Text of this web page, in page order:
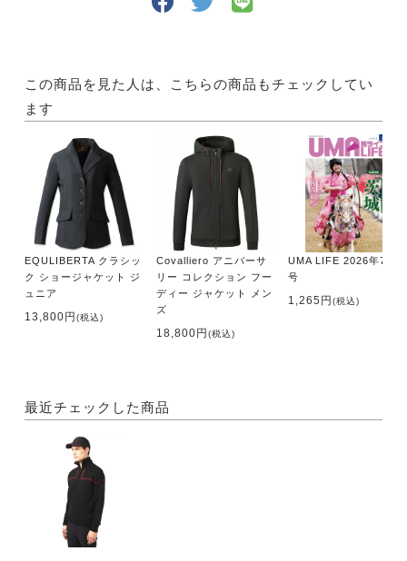
この商品を見た人は、こちらの商品もチェックしてい
ます
EQULIBERTA クラシッ
ク ショージャケット ジ
ュニア
13,800円(税込)
Covalliero アニバーサ
リー コレクション フー
ディー ジャケット メン
ズ
18,800円(税込)
UMA LIFE 2026年7月
号
1,265円(税込)
最近チェックした商品